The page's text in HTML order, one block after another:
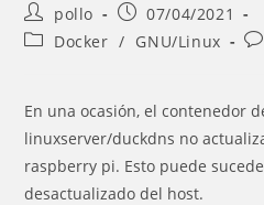
Autor
de
la
pollo
Entrada
publicada:
07/04/2021
Categoría
entrada:
Docker / GNU/Linux
En una ocasión, el contenedor
linuxserver/duckdns no
raspberry pi. Esto puede
desactualizado del host.